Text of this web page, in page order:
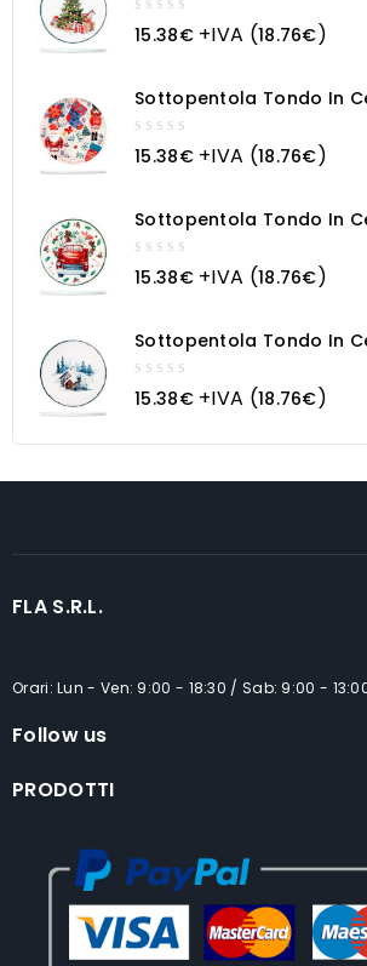
out
15.38€+IVA (18.76€)
Sottopentola Tondo In
Natalizia
out
15.38€+IVA (18.76€)
Sottopentola Tondo In
Macchina Natalizia
out
15.38€+IVA (18.76€)
Sottopentola Tondo In
Paesaggio Innevato
out
15.38€+IVA (18.76€)
FLA S.R.L.
Orari: Lun - Ven: 9:00 - 18:30 / Sab: 9:00 -
Follow us
PRODOTTI